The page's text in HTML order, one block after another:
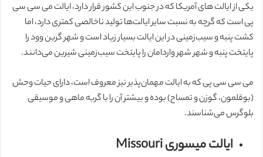
یکی از ایالت های آمریکا که در جنوب این کشور قرار دارد، ایالت می سی سی
پی است که گرچه به نسبت سایر ایالت‌ها تولید ناخالصی کمتری دارد، اما
کشت پنبه و سیب‌زمینی در این ایالت بسیار زیاد است و شهر گرین وود را
پایتخت پنبه و شهر شهر واردامان را پایتخت سیب‌زمینی شیرین می‌دانند.
می سی سی پی که به ایالت مهمان‌پذیر نیز معروف است، دارای حیات وحش
(بوقلمون، گوزن و تمساح) بوده و بیشتر آن را با گربه ماهی و موسیقی
بلوگرس می‌شناسند.
ایالت میسوری Missouri